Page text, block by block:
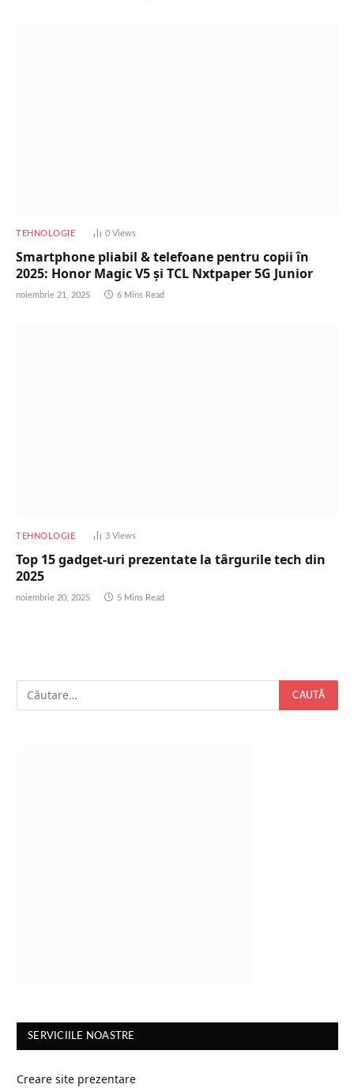
TEHNOLOGIE 0 Views
Smartphone pliabil & telefoane pentru copii în
2025: Honor Magic V5 și TCL Nxtpaper 5G Junior
noiembrie 21, 2025 6 Mins Read
TEHNOLOGIE 3 Views
Top 15 gadget-uri prezentate la târgurile tech din
2025
noiembrie 20, 2025 5 Mins Read
SERVICIILE NOASTRE
Creare site prezentare